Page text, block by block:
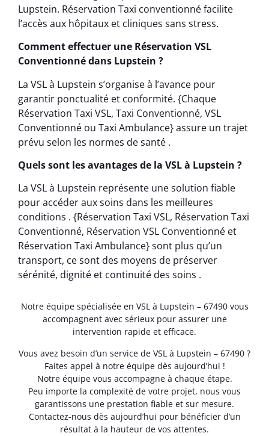
Lupstein. Réservation Taxi conventionné facilite
l’accès aux hôpitaux et cliniques sans stress.
Comment effectuer une Réservation VSL
Conventionné dans Lupstein ?
La VSL à Lupstein s’organise à l’avance pour
garantir ponctualité et conformité. {Chaque
Réservation Taxi VSL, Taxi Conventionné, VSL
Conventionné ou Taxi Ambulance} assure un trajet
prévu selon les normes de santé .
Quels sont les avantages de la VSL à Lupstein ?
La VSL à Lupstein représente une solution fiable
pour accéder aux soins dans les meilleures
conditions . {Réservation Taxi VSL, Réservation Taxi
Conventionné, Réservation VSL Conventionné et
Réservation Taxi Ambulance} sont plus qu’un
transport, ce sont des moyens de préserver
sérénité, dignité et continuité des soins .
Notre équipe spécialisée en VSL à Lupstein – 67490 vous
accompagnent avec sérieux pour assurer une
intervention rapide et efficace.
Vous avez besoin d’un service de VSL à Lupstein – 67490 ?
Faites appel à notre équipe dès aujourd’hui !
Notre équipe vous accompagne à chaque étape.
Peu importe la complexité de votre projet, nous vous
garantissons une prestation fiable et sur mesure.
Contactez-nous dès aujourd’hui pour bénéficier d’un
résultat à la hauteur de vos attentes.